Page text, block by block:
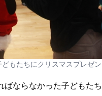
もたちにクリスマスプレゼ
ならなかった子どもた